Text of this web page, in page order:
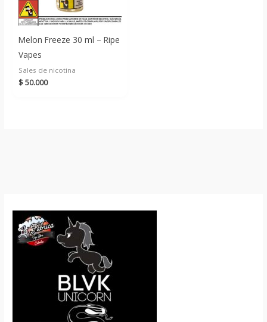
Melon Freeze 30 ml – Ripe
Vapes
Sales de nicotina
$50.000